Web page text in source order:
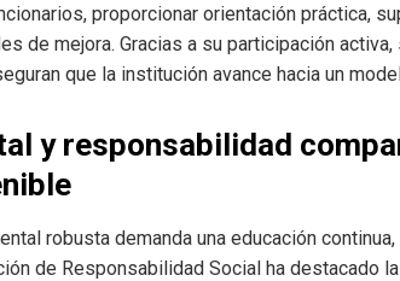
proporcionar orientación práctica,
de mejora. Gracias a su participación
que la institución avance hacia un
y responsabilidad
robusta demanda una educación
de Responsabilidad Social ha destacado